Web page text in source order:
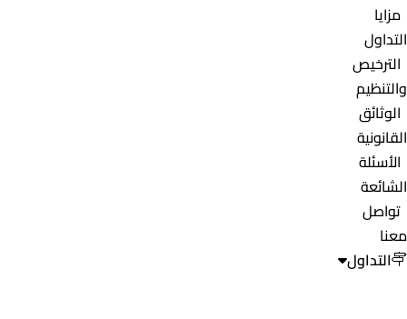
مزايا
التداول
الترخيص
والتنظيم
الوثائق
القانونية
الأسئلة
الشائعة
تواصل
معنا
التداول